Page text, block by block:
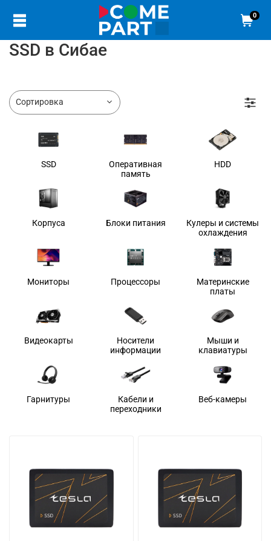
0
SSD в Сибае
SSD
Оперативная
память
HDD
Корпуса Блоки питания
Кулеры и системы
охлаждения
Мониторы Процессоры
Материнские
платы
Видеокарты
Носители
информации
Мыши и
клавиатуры
Гарнитуры
Кабели и
переходники
Веб-камеры